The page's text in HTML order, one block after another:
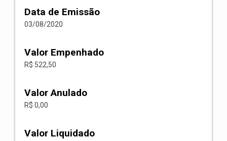
Data de Emissão
03/08/2020
Valor Empenhado
R$ 522,50
Valor Anulado
R$ 0,00
Valor Liquidado